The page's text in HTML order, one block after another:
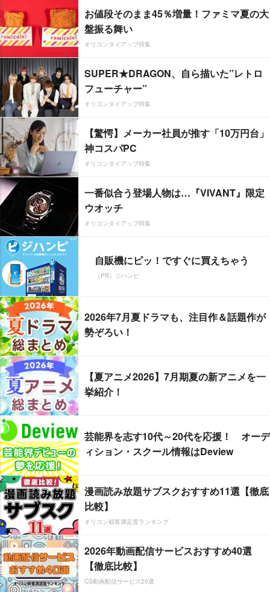
お値段そのまま45％増量！ファミマ夏の大
盤振る舞い
オリコンタイアップ特集
SUPER★DRAGON、自ら描いた”レトロ
フューチャー”
オリコンタイアップ特集
【驚愕】メーカー社員が推す「10万円台」
神コスパPC
オリコンタイアップ特集
一番似合う登場人物は…『VIVANT』限定
ウオッチ
オリコンタイアップ特集
自販機にピッ！ですぐに買えちゃう
（PR）ジハンピ
2026年7月夏ドラマも、注目作＆話題作が
勢ぞろい！
【夏アニメ2026】7月期夏の新アニメを一
挙紹介！
芸能界を志す10代～20代を応援！ オーデ
ィション・スクール情報はDeview
漫画読み放題サブスクおすすめ11選【徹底
比較】
オリコン顧客満足度ランキング
2026年動画配信サービスおすすめ40選
【徹底比較】
CS動画配信サービス20選